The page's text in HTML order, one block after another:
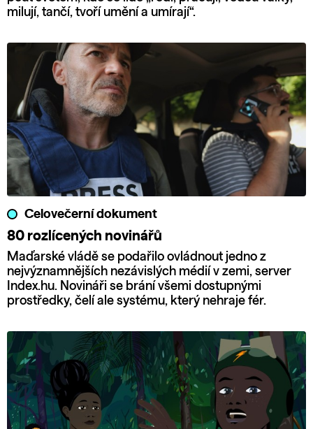
milují, tančí, tvoří umění a umírají“.
Celovečerní dokument
80 rozlícených novinářů
Maďarské vládě se podařilo ovládnout jedno z
nejvýznamnějších nezávislých médií v zemi, server
Index.hu. Novináři se brání všemi dostupnými
prostředky, čelí ale systému, který nehraje fér.